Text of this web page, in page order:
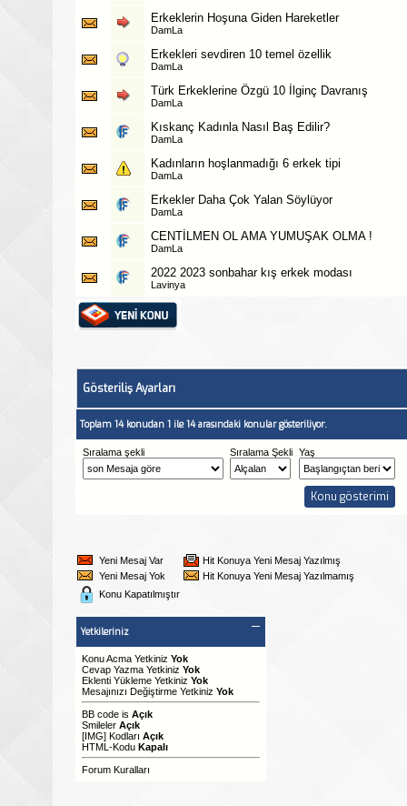
Erkeklerin Hoşuna Giden Hareketler
DamLa
Erkekleri sevdiren 10 temel özellik
DamLa
Türk Erkeklerine Özgü 10 İlginç Davranış
DamLa
Kıskanç Kadınla Nasıl Baş Edilir?
DamLa
Kadınların hoşlanmadığı 6 erkek tipi
DamLa
Erkekler Daha Çok Yalan Söylüyor
DamLa
CENTİLMEN OL AMA YUMUŞAK OLMA !
DamLa
2022 2023 sonbahar kış erkek modası
Lavinya
Gösteriliş Ayarları
Toplam 14 konudan 1 ile 14 arasındaki konular gösteriliyor.
Sıralama şekli Sıralama Şekli Yaş
Yeni Mesaj Var
Hit Konuya Yeni Mesaj Yazılmış
Yeni Mesaj Yok
Hit Konuya Yeni Mesaj Yazılmamış
Konu Kapatılmıştır
Yetkileriniz
Konu Acma Yetkiniz Yok
Cevap Yazma Yetkiniz Yok
Eklenti Yükleme Yetkiniz Yok
Mesajınızı Değiştirme Yetkiniz Yok
BB code is Açık
Smileler Açık
[IMG] Kodları Açık
HTML-Kodu Kapalı
Forum Kuralları